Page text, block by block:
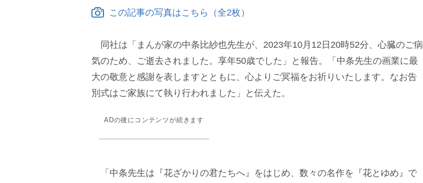
この記事の写真はこちら（全2枚）
同社は「まんが家の中条比紗也先生が、2023年10月12日20時52分、心臓のご病
気のため、ご逝去されました。享年50歳でした」と報告。「中条先生の画業に最
大の敬意と感謝を表しますとともに、心よりご冥福をお祈りいたします。なお告
別式はご家族にて執り行われました」と伝えた。
ADの後にコンテンツが続きます
「中条先生は『花ざかりの君たちへ』をはじめ、数々の名作を『花とゆめ』で